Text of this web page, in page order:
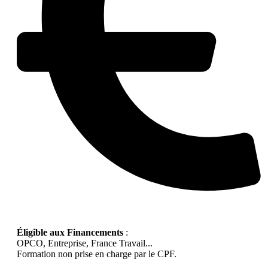
Éligible aux Financements :
OPCO, Entreprise, France Travail...
Formation non prise en charge par le CPF.